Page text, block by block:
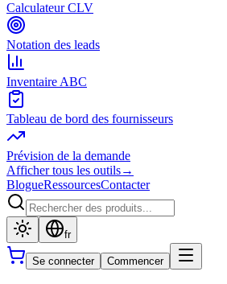
Calculateur CLV
Notation des leads
Inventaire ABC
Tableau de bord des fournisseurs
Prévision de la demande
Afficher tous les outils→
BlogueRessourcesContacter
fr
Se connecter Commencer